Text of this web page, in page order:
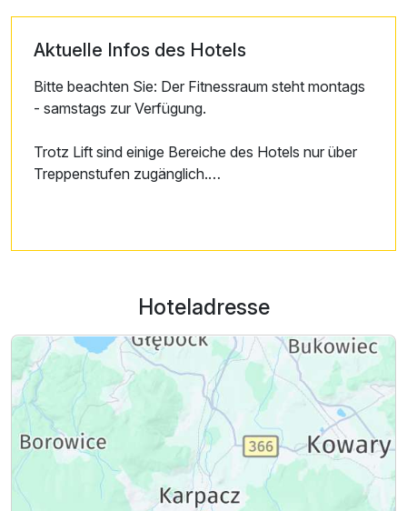
Aktuelle Infos des Hotels
Bitte beachten Sie: Der Fitnessraum steht montags
- samstags zur Verfügung.
Trotz Lift sind einige Bereiche des Hotels nur über
Treppenstufen zugänglich.
zusätzliche Gebühren entstehen.
Hoteladresse